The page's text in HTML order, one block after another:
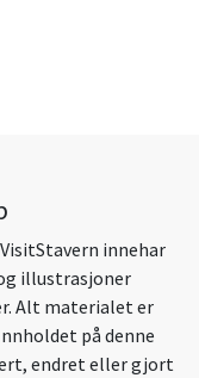
innehar
illustrasjoner
Alt materialet er
på denne
endret eller gjort